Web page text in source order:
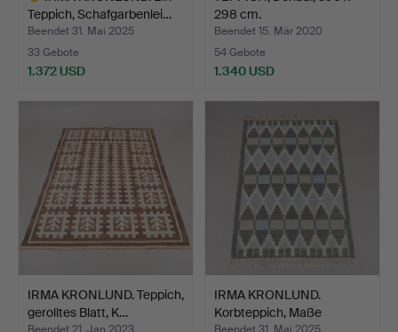
Teppich, Schafgarbenlei…
Beendet 31. Mai 2025
33 Gebote
1.372 USD
298 cm.
Beendet 15. Mär 2020
54 Gebote
1.340 USD
IRMA KRONLUND. Teppich,
gerolltes Blatt, K…
IRMA KRONLUND.
Korbteppich, Maße